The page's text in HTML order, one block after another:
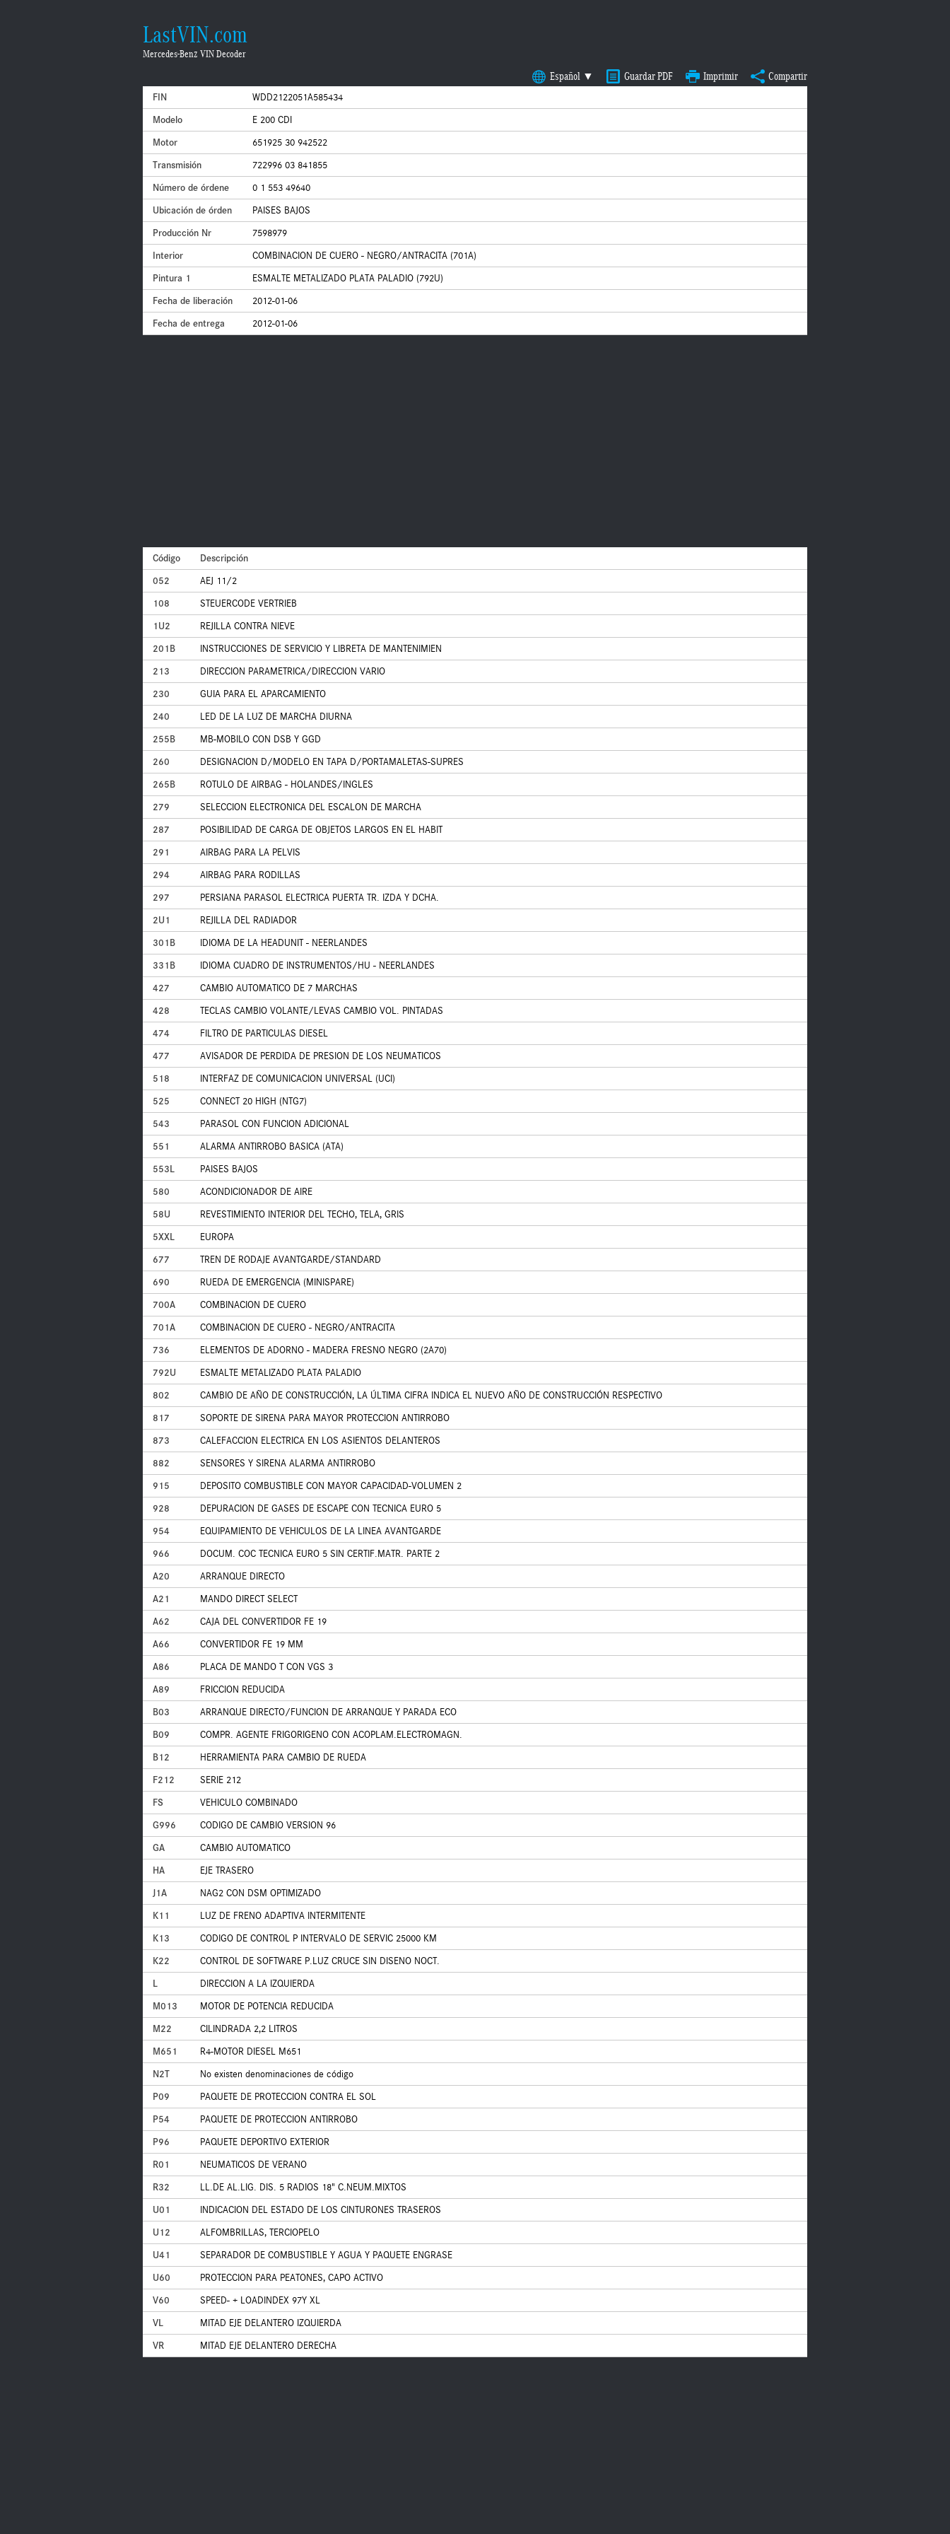
LastVIN.com
Mercedes-Benz VIN Decoder
Español ▼ Guardar PDF Imprimir Compartir
FIN
WDD2122051A585434
Modelo
E 200 CDI
Motor
651925 30 942522
Transmisión
722996 03 841855
Número de órdene
0 1 553 49640
Ubicación de órden
PAISES BAJOS
Producción Nr
7598979
Interior
COMBINACION DE CUERO - NEGRO/ANTRACITA (701A)
Pintura 1
ESMALTE METALIZADO PLATA PALADIO (792U)
Fecha de liberación
2012-01-06
Fecha de entrega
2012-01-06
Código
Descripción
052
AEJ 11/2
108
STEUERCODE VERTRIEB
1U2
REJILLA CONTRA NIEVE
201B
INSTRUCCIONES DE SERVICIO Y LIBRETA DE MANTENIMIEN
213
DIRECCION PARAMETRICA/DIRECCION VARIO
230
GUIA PARA EL APARCAMIENTO
240
LED DE LA LUZ DE MARCHA DIURNA
255B
MB-MOBILO CON DSB Y GGD
260
DESIGNACION D/MODELO EN TAPA D/PORTAMALETAS-SUPRES
265B
ROTULO DE AIRBAG - HOLANDES/INGLES
279
SELECCION ELECTRONICA DEL ESCALON DE MARCHA
287
POSIBILIDAD DE CARGA DE OBJETOS LARGOS EN EL HABIT
291
AIRBAG PARA LA PELVIS
294
AIRBAG PARA RODILLAS
297
PERSIANA PARASOL ELECTRICA PUERTA TR. IZDA Y DCHA.
2U1
REJILLA DEL RADIADOR
301B
IDIOMA DE LA HEADUNIT - NEERLANDES
331B
IDIOMA CUADRO DE INSTRUMENTOS/HU - NEERLANDES
427
CAMBIO AUTOMATICO DE 7 MARCHAS
428
TECLAS CAMBIO VOLANTE/LEVAS CAMBIO VOL. PINTADAS
474
FILTRO DE PARTICULAS DIESEL
477
AVISADOR DE PERDIDA DE PRESION DE LOS NEUMATICOS
518
INTERFAZ DE COMUNICACION UNIVERSAL (UCI)
525
CONNECT 20 HIGH (NTG7)
543
PARASOL CON FUNCION ADICIONAL
551
ALARMA ANTIRROBO BASICA (ATA)
553L
PAISES BAJOS
580
ACONDICIONADOR DE AIRE
58U
REVESTIMIENTO INTERIOR DEL TECHO, TELA, GRIS
5XXL
EUROPA
677
TREN DE RODAJE AVANTGARDE/STANDARD
690
RUEDA DE EMERGENCIA (MINISPARE)
700A
COMBINACION DE CUERO
701A
COMBINACION DE CUERO - NEGRO/ANTRACITA
736
ELEMENTOS DE ADORNO - MADERA FRESNO NEGRO (2A70)
792U
ESMALTE METALIZADO PLATA PALADIO
802
CAMBIO DE AÑO DE CONSTRUCCIÓN, LA ÚLTIMA CIFRA INDICA EL NUEVO AÑO DE CONSTRUCCIÓN RESPECTIVO
817
SOPORTE DE SIRENA PARA MAYOR PROTECCION ANTIRROBO
873
CALEFACCION ELECTRICA EN LOS ASIENTOS DELANTEROS
882
SENSORES Y SIRENA ALARMA ANTIRROBO
915
DEPOSITO COMBUSTIBLE CON MAYOR CAPACIDAD-VOLUMEN 2
928
DEPURACION DE GASES DE ESCAPE CON TECNICA EURO 5
954
EQUIPAMIENTO DE VEHICULOS DE LA LINEA AVANTGARDE
966
DOCUM. COC TECNICA EURO 5 SIN CERTIF.MATR. PARTE 2
A20
ARRANQUE DIRECTO
A21
MANDO DIRECT SELECT
A62
CAJA DEL CONVERTIDOR FE 19
A66
CONVERTIDOR FE 19 MM
A86
PLACA DE MANDO T CON VGS 3
A89
FRICCION REDUCIDA
B03
ARRANQUE DIRECTO/FUNCION DE ARRANQUE Y PARADA ECO
B09
COMPR. AGENTE FRIGORIGENO CON ACOPLAM.ELECTROMAGN.
B12
HERRAMIENTA PARA CAMBIO DE RUEDA
F212
SERIE 212
FS
VEHICULO COMBINADO
G996
CODIGO DE CAMBIO VERSION 96
GA
CAMBIO AUTOMATICO
HA
EJE TRASERO
J1A
NAG2 CON DSM OPTIMIZADO
K11
LUZ DE FRENO ADAPTIVA INTERMITENTE
K13
CODIGO DE CONTROL P INTERVALO DE SERVIC 25000 KM
K22
CONTROL DE SOFTWARE P.LUZ CRUCE SIN DISENO NOCT.
L
DIRECCION A LA IZQUIERDA
M013
MOTOR DE POTENCIA REDUCIDA
M22
CILINDRADA 2,2 LITROS
M651
R4-MOTOR DIESEL M651
N2T
No existen denominaciones de código
P09
PAQUETE DE PROTECCION CONTRA EL SOL
P54
PAQUETE DE PROTECCION ANTIRROBO
P96
PAQUETE DEPORTIVO EXTERIOR
R01
NEUMATICOS DE VERANO
R32
LL.DE AL.LIG. DIS. 5 RADIOS 18" C.NEUM.MIXTOS
U01
INDICACION DEL ESTADO DE LOS CINTURONES TRASEROS
U12
ALFOMBRILLAS, TERCIOPELO
U41
SEPARADOR DE COMBUSTIBLE Y AGUA Y PAQUETE ENGRASE
U60
PROTECCION PARA PEATONES, CAPO ACTIVO
V60
SPEED- + LOADINDEX 97Y XL
VL
MITAD EJE DELANTERO IZQUIERDA
VR
MITAD EJE DELANTERO DERECHA